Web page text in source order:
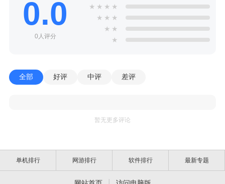
0.0
0人评分
★ ★ ★ ★
★ ★ ★
★ ★
★
全部 好评 中评 差评
暂无更多评论
单机排行 网游排行 软件排行 最新专题